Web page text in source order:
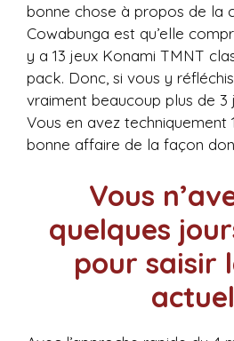
bonne chose à propos de la
Cowabunga est qu’elle
y a 13 jeux Konami TMNT
pack. Donc, si vous y
vraiment beaucoup plus de 3
Vous en avez techniquement
bonne affaire de la façon
Vous
quelques
pour saisir